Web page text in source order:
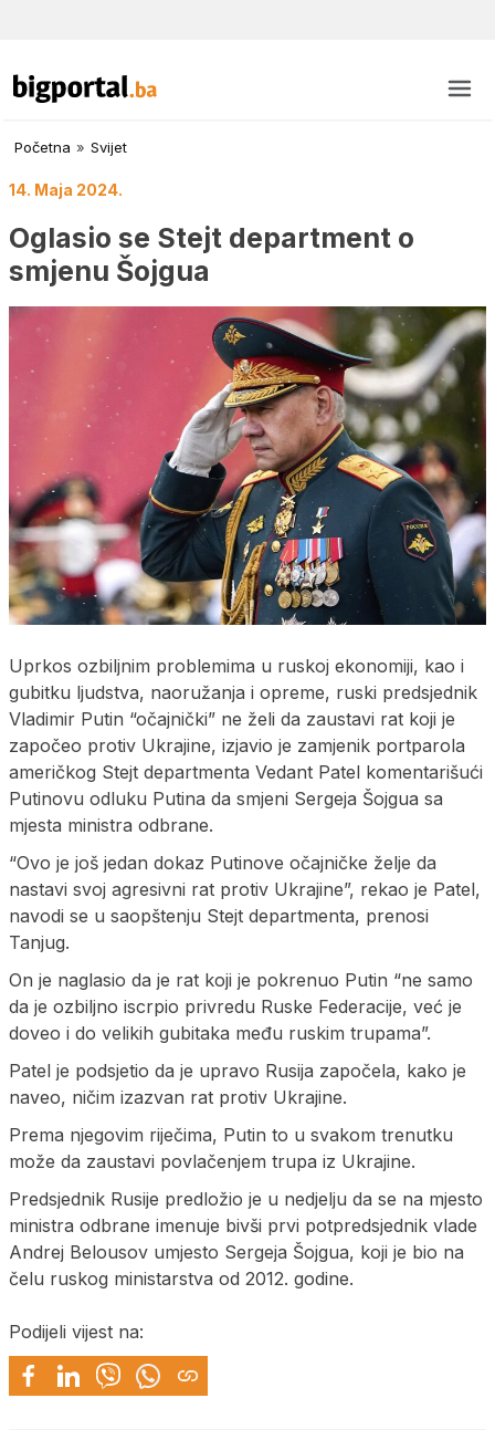
Početna » Svijet
14. Maja 2024.
Oglasio se Stejt department o
smjenu Šojgua
Uprkos ozbiljnim problemima u ruskoj ekonomiji, kao i
gubitku ljudstva, naoružanja i opreme, ruski predsjednik
Vladimir Putin “očajnički” ne želi da zaustavi rat koji je
započeo protiv Ukrajine, izjavio je zamjenik portparola
američkog Stejt departmenta Vedant Patel komentarišući
Putinovu odluku Putina da smjeni Sergeja Šojgua sa
mjesta ministra odbrane.
“Ovo je još jedan dokaz Putinove očajničke želje da
nastavi svoj agresivni rat protiv Ukrajine”, rekao je Patel,
navodi se u saopštenju Stejt departmenta, prenosi
Tanjug.
On je naglasio da je rat koji je pokrenuo Putin “ne samo
da je ozbiljno iscrpio privredu Ruske Federacije, već je
doveo i do velikih gubitaka među ruskim trupama”.
Patel je podsjetio da je upravo Rusija započela, kako je
naveo, ničim izazvan rat protiv Ukrajine.
Prema njegovim riječima, Putin to u svakom trenutku
može da zaustavi povlačenjem trupa iz Ukrajine.
Predsjednik Rusije predložio je u nedjelju da se na mjesto
ministra odbrane imenuje bivši prvi potpredsjednik vlade
Andrej Belousov umjesto Sergeja Šojgua, koji je bio na
čelu ruskog ministarstva od 2012. godine.
Podijeli vijest na: